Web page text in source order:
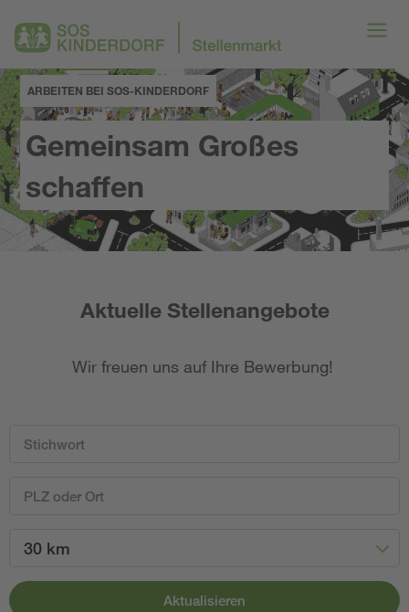
ARBEITEN BEI SOS-KINDERDORF
Gemeinsam Großes
schaffen
Aktuelle Stellenangebote
Wir freuen uns auf Ihre Bewerbung!
30 km
Aktualisieren